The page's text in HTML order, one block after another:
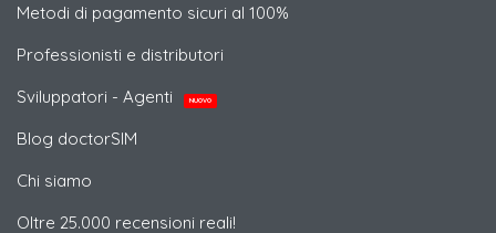
Metodi di pagamento sicuri al 100%
Professionisti e distributori
Sviluppatori - Agenti
NUOVO
Blog doctorSIM
Chi siamo
Oltre 25.000 recensioni reali!